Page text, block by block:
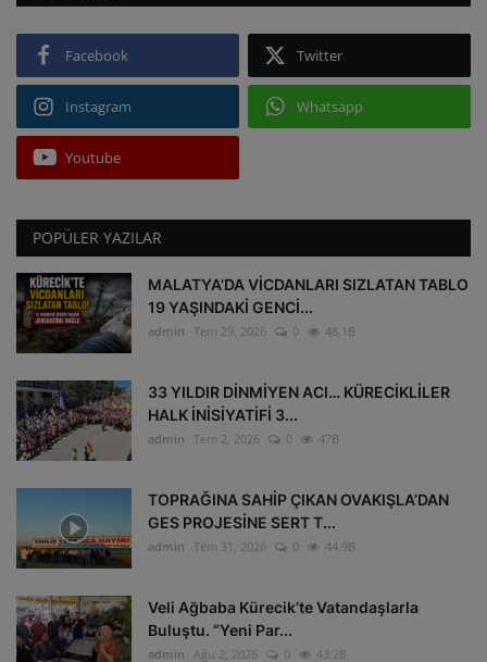
Facebook Twitter
Instagram Whatsapp
Youtube
POPÜLER YAZILAR
MALATYA’DA VİCDANLARI SIZLATAN TABLO
19 YAŞINDAKİ GENCİ...
admin Tem 29, 2026 0 48.1B
33 YILDIR DİNMİYEN ACI… KÜRECİKLİLER
HALK İNİSİYATİFİ 3...
admin Tem 2, 2026 0 47B
TOPRAĞINA SAHİP ÇIKAN OVAKIŞLA’DAN
GES PROJESİNE SERT T...
admin Tem 31, 2026 0 44.9B
Veli Ağbaba Kürecik’te Vatandaşlarla
Buluştu. “Yeni Par...
admin Ağu 2, 2026 0 43.2B